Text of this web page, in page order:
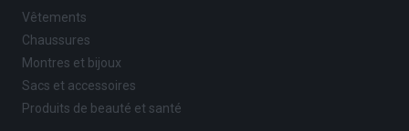
Vêtements
Chaussures
Montres et bijoux
Sacs et accessoires
Produits de beauté et santé